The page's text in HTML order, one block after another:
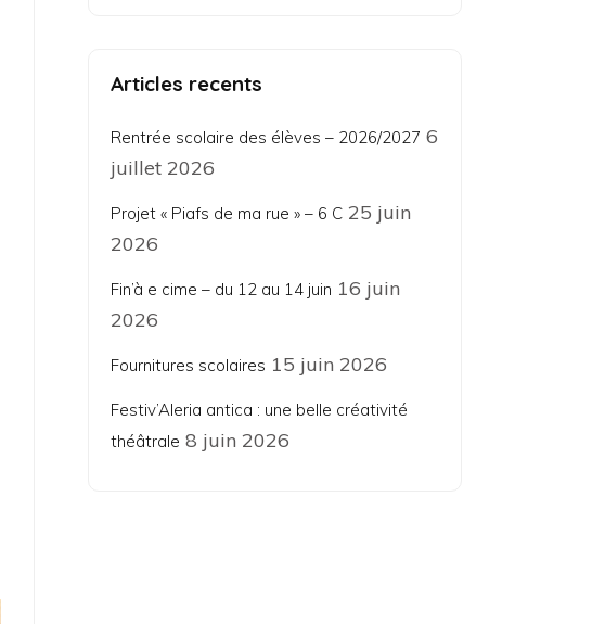
Articles recents
Rentrée scolaire des élèves – 2026/2027 6
juillet 2026
Projet « Piafs de ma rue » – 6 C 25 juin
2026
Fin’à e cime – du 12 au 14 juin 16 juin
2026
Fournitures scolaires 15 juin 2026
Festiv’Aleria antica : une belle créativité
théâtrale 8 juin 2026